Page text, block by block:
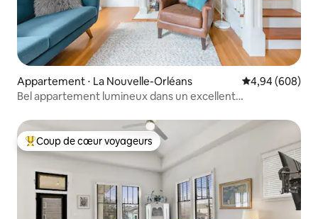
Appartement ⋅ La Nouvelle-Orléans Évaluation
4,94 (608)
Bel appartement lumineux dans un excellent
Coups de cœur voyageurs les plus appréciés
Coup de cœur voyageurs